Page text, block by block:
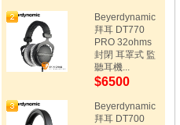
Beyerdynamic
拜耳 DT770
PRO 32ohms
封閉 耳罩式 監
聽耳機...
$6500
Beyerdynamic
拜耳 DT700